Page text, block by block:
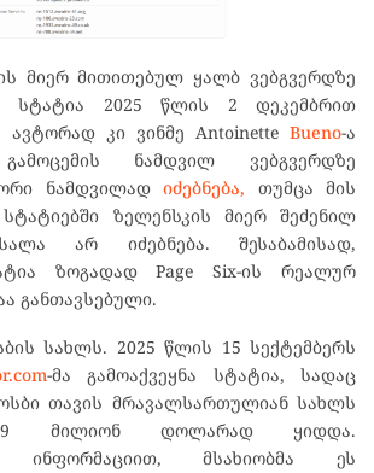
მიერ მითითებულ ყალბ ვებგვერდზე
სტატია 2025 წლის 2 დეკემბრით
კი ვინმე Antoinette Bueno-ა
ნამდვილ ვებგვერდზე
ნამდვილადიძებნება, თუმცა მის
ზელენსკის მიერ შეძენილ
არ იძებნება. შესაბამისად,
ზოგადად Page Six-ის რეალურ
განთავსებული.
სახლს. 2025 წლის 15 სექტემბერს
-მა გამოაქვეყნა სტატია, სადაც
თავის მრავალსართულიან სახლს
29 მილიონ დოლარად ყიდდა.
ინფორმაციით, მსახიობმა ეს